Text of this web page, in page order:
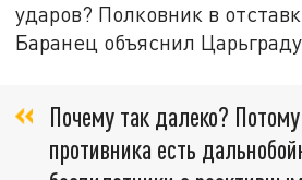
ударов? Полковник в
Баранец объяснил
Почему так далеко?
противника есть